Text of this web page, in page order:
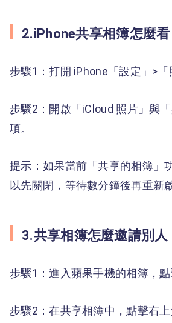
2.iPhone共享相簿怎麼看
步驟1：打開 iPhone「設定」>「
步驟2：開啟「iCloud 照片」與
項。
提示：如果當前「共享的相簿」
以先關閉，等待數分鐘後再重新
3.共享相簿怎麼邀請別人
步驟1：進入蘋果手機的相簿，點
步驟2：在共享相簿中，點擊右